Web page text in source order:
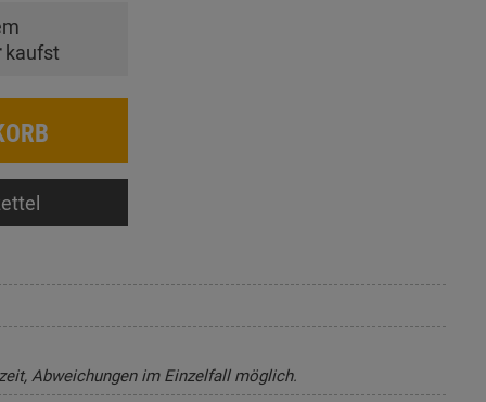
kaufst
Abweichungen im Einzelfall möglich.